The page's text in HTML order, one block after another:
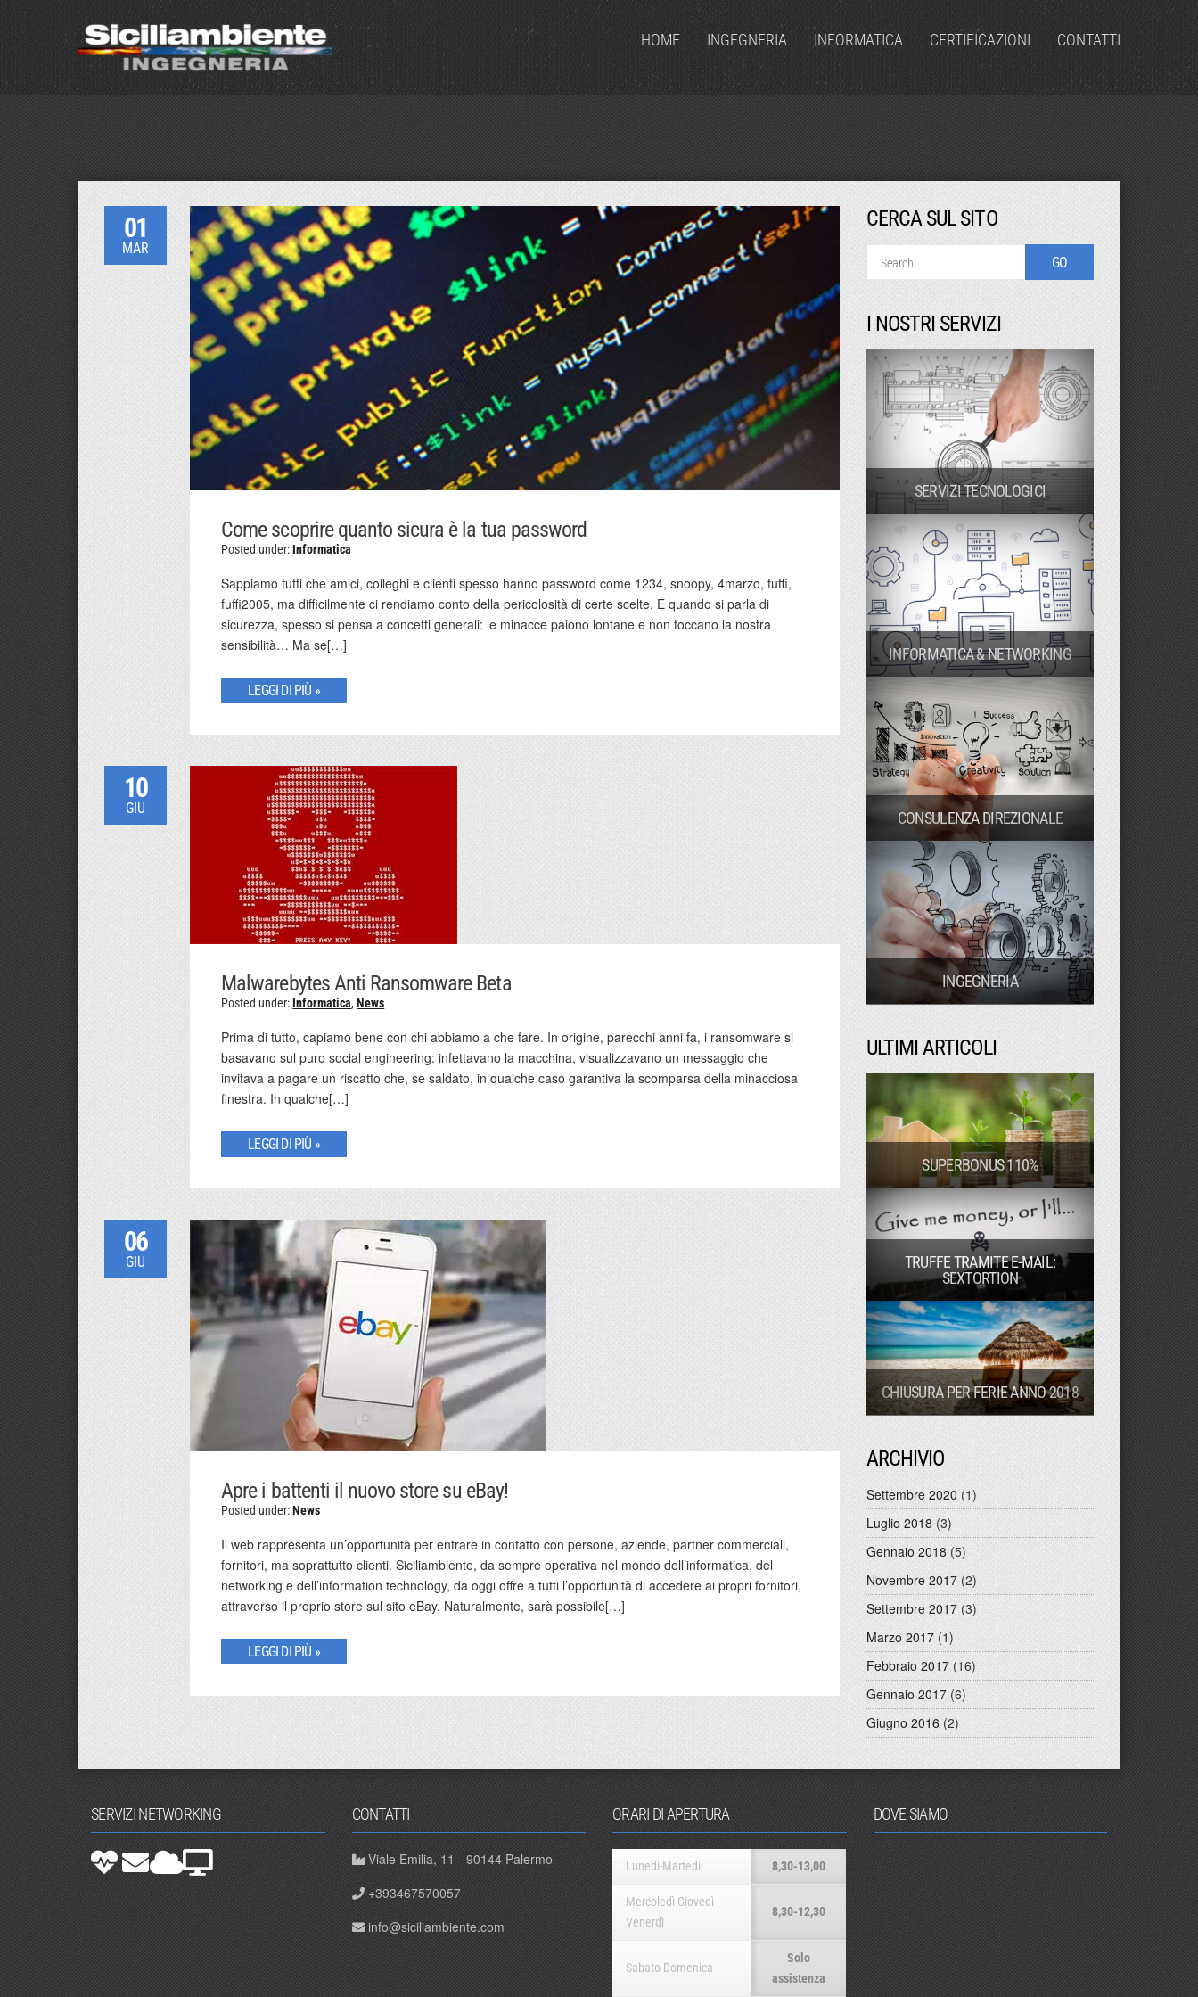
HOME INGEGNERIA INFORMATICA CERTIFICAZIONI CONTATTI
01
MAR
Come scoprire quanto sicura è la tua password
Posted under:Informatica
Sappiamo tutti che amici, colleghi e clienti spesso hanno password come 1234, snoopy, 4marzo, fuffi,
fuffi2005, ma difficilmente ci rendiamo conto della pericolosità di certe scelte. E quando si parla di
sicurezza, spesso si pensa a concetti generali: le minacce paiono lontane e non toccano la nostra
sensibilità… Ma se[…]
LEGGI DI PIÙ »
10
GIU
Malwarebytes Anti Ransomware Beta
Posted under:Informatica,News
Prima di tutto, capiamo bene con chi abbiamo a che fare. In origine, parecchi anni fa, i ransomware si
basavano sul puro social engineering: infettavano la macchina, visualizzavano un messaggio che
invitava a pagare un riscatto che, se saldato, in qualche caso garantiva la scomparsa della minacciosa
finestra. In qualche[…]
LEGGI DI PIÙ »
06
GIU
Apre i battenti il nuovo store su eBay!
Posted under:News
Il web rappresenta un’opportunità per entrare in contatto con persone, aziende, partner commerciali,
fornitori, ma soprattutto clienti. Siciliambiente, da sempre operativa nel mondo dell’informatica, del
networking e dell’information technology, da oggi offre a tutti l’opportunità di accedere ai propri fornitori,
attraverso il proprio store sul sito eBay. Naturalmente, sarà possibile[…]
LEGGI DI PIÙ »
CERCA SUL SITO
I NOSTRI SERVIZI
SERVIZI TECNOLOGICI
INFORMATICA & NETWORKING
CONSULENZA DIREZIONALE
INGEGNERIA
ULTIMI ARTICOLI
SUPERBONUS 110%
TRUFFE TRAMITE E-MAIL:
SEXTORTION
CHIUSURA PER FERIE ANNO 2018
ARCHIVIO
Settembre 2020 (1)
Luglio 2018 (3)
Gennaio 2018 (5)
Novembre 2017 (2)
Settembre 2017 (3)
Marzo 2017 (1)
Febbraio 2017 (16)
Gennaio 2017 (6)
Giugno 2016 (2)
SERVIZI NETWORKING CONTATTI
Viale Emilia, 11 - 90144 Palermo
+393467570057
info@siciliambiente.com
ORARI DI APERTURA
Lunedì-Martedì 8,30-13,00
Mercoledì-Giovedì-
Venerdì
8,30-12,30
Sabato-Domenica
Solo
assistenza
DOVE SIAMO